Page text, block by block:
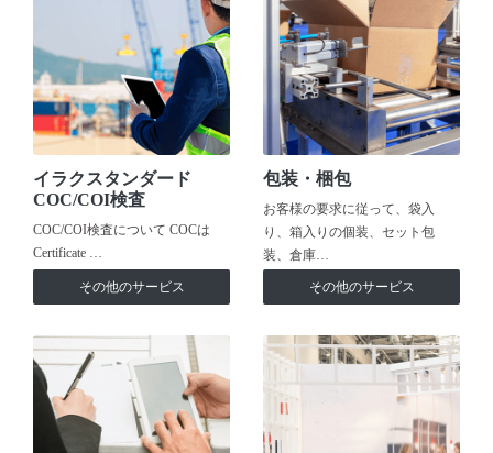
イラクスタンダード
COC/COI検査
COC/COI検査について COCは
Certificate …
その他のサービス
包装・梱包
お客様の要求に従って、袋入
り、箱入りの個装、セット包
装、倉庫…
その他のサービス